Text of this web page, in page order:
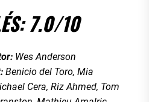
7.0/10
Wes Anderson
Benicio del Toro, Mia
Cera, Riz Ahmed, Tom